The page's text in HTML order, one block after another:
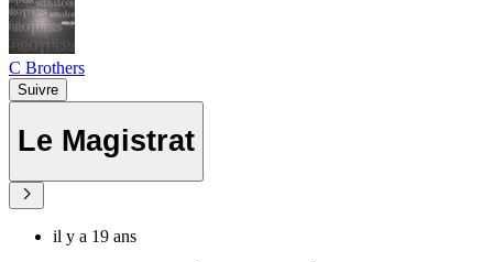
C Brothers
Suivre
Le Magistrat
il y a 19 ans